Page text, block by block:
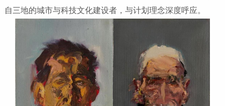
自三地的城市与科技文化建设者，与计划理念深度呼应。